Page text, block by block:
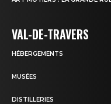
VAL-DE-TRAVERS
HÉBERGEMENTS
MUSÉES
DISTILLERIES